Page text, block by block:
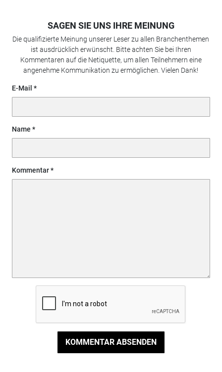
SAGEN SIE UNS IHRE MEINUNG
Die qualifizierte Meinung unserer Leser zu allen Branchenthemen
ist ausdrücklich erwünscht. Bitte achten Sie bei Ihren
Kommentaren auf die Netiquette, um allen Teilnehmern eine
angenehme Kommunikation zu ermöglichen. Vielen Dank!
E-Mail
Name
Kommentar
KOMMENTAR ABSENDEN